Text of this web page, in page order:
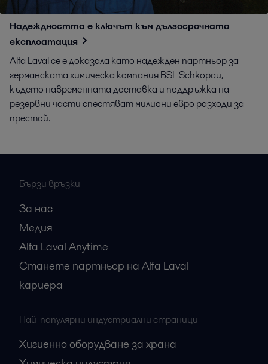
Надеждността е ключът към дългосрочната
експлоатация
Alfa Laval се е доказала като надежден партньор за
германската химическа компания BSL Schkopau,
където навременната доставка и поддръжка на
резервни части спестяват милиони евро разходи за
престой.
Бързи връзки
За нас
Медия
Alfa Laval Anytime
Станете партньор на Alfa Laval
кариера
Най-популярни индустриални страници
Хигиенно оборудване за храна